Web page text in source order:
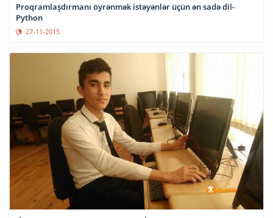
Proqramlaşdırmanı öyrənmək istəyənlər üçün ən sadə dil-
Python
27-11-2015